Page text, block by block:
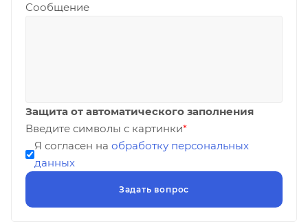
Сообщение
Защита от автоматического заполнения
Введите символы с картинки*
Я согласен на обработку персональных
данных